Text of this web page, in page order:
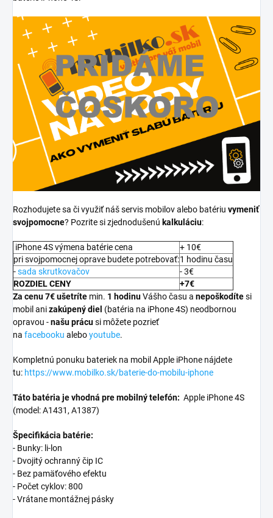
Rozhodujete sa či využiť náš servis mobilov alebo batériu vymeniť
svojpomocne? Pozrite si zjednodušenú kalkuláciu:
iPhone 4S výmena batérie cena
+ 10€
pri svojpomocnej oprave budete potrebovať:1 hodinu času
-sada skrutkovačov
- 3€
ROZDIEL CENY
+7€
Za cenu 7€ ušetríte min. 1 hodinuVášho času a nepoškodítesi
mobil anizakúpený diel (batéria na iPhone 4S) neodbornou
opravou -našu prácusi môžete pozrieť
na facebooku aleboyoutube.
Kompletnú ponuku bateriek na mobil Apple iPhone nájdete
tu: https://www.mobilko.sk/baterie-do-mobilu-iphone
Táto batéria je vhodná pre mobilný telefón: Apple iPhone 4S
(model: A1431, A1387)
Špecifikácia batérie:
- Bunky: li-lon
- Dvojitý ochranný čip IC
- Bez pamäťového efektu
- Počet cyklov: 800
- Vrátane montážnej pásky